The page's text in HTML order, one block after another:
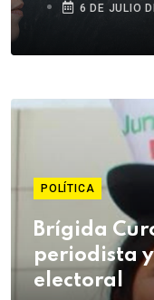
6 DE JULIO
POLÍTICA
Brígida
periodista
electoral